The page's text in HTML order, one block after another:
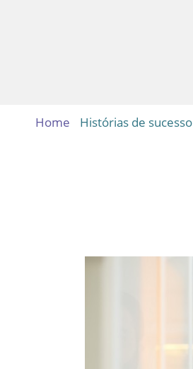
Home Histórias de sucesso